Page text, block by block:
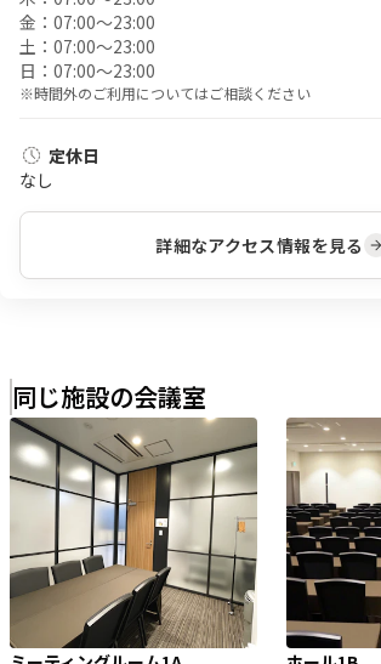
金： 07:00〜23:00
土： 07:00〜23:00
日： 07:00〜23:00
※時間外のご利用についてはご相談ください
定休日
なし
詳細なアクセス情報を見る
同じ施設の会議室